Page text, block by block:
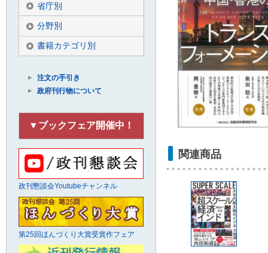
関連商品
省庁別
分野別
書籍カテゴリ別
注文の手引き
政府刊行物について
▼ブックフェア開催中！
政刊懇談会Youtubeチャンネル
第25回ほんづくり大賞受賞作フェア